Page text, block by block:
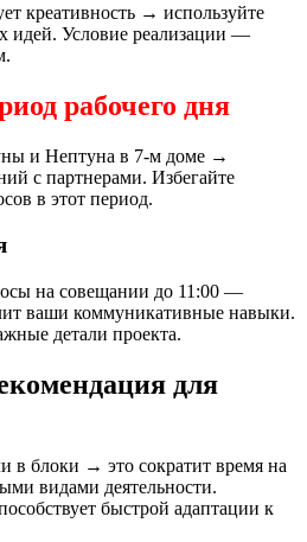
креативность → используйте
идей. Условие реализации —
рабочего дня
и Нептуна в 7-м доме →
с партнерами. Избегайте
в этот период.
на совещании до 11:00 —
ваши коммуникативные навыки.
детали проекта.
для
в блоки → это сократит время на
видами деятельности.
быстрой адаптации к